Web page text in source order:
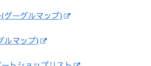
グーグルマップ)
ルマップ)